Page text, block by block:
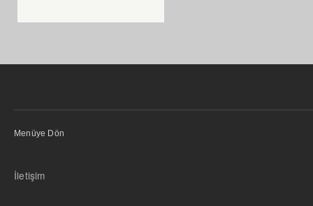
Menüye Dön
İletişim